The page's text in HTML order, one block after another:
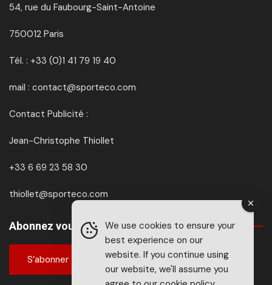
54, rue du Faubourg-Saint-Antoine
750012 Paris
Tél. : +33 (0)1 41 79 19 40
mail : contact@sporteco.com
Contact Publicité :
Jean-Christophe Thiollet
+33 6 69 23 58 30
thiollet@sporteco.com
Abonnez vous à SPORTéco & BIKEéco
S’abonner
We use cookies to ensure your
best experience on our
website. If you continue using
our website, we'll assume you